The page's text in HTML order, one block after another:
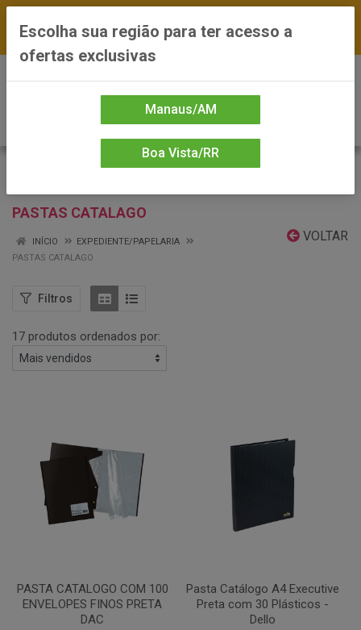
*Preços exclusivos do site — Entrega em até 24h
PASTAS CATALAGO
VOLTAR
INÍCIO
EXPEDIENTE/PAPELARIA
PASTAS CATALAGO
Filtros
17 produtos ordenados por:
PASTA CATALOGO COM 100
ENVELOPES FINOS PRETA
DAC
Pasta Catálogo A4 Executive
Preta com 30 Plásticos -
Dello
Escolha sua região para ter acesso a
ofertas exclusivas
Manaus/AM
Boa Vista/RR